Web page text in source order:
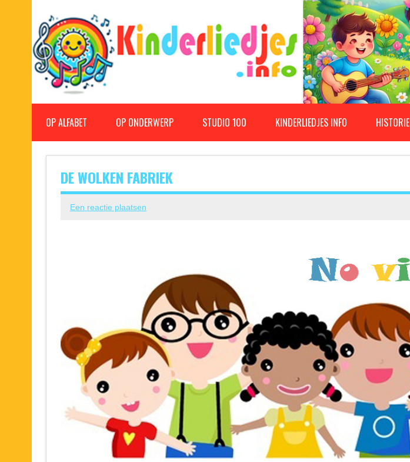
Kinderliedjes
OP ALFABET OP ONDERWERP STUDIO 100 KINDERLIEDJES INFO HISTORIE
DE WOLKEN FABRIEK
Een reactie plaatsen